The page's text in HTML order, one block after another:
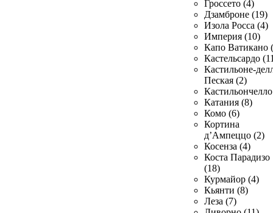
Гроссето (4)
Дзамброне (19)
Изола Росса (4)
Империя (10)
Капо Ватикано
Кастельсардо
Кастильоне-
Пеская (2)
Катания (8)
Комо (6)
Кортина
д’Ампеццо (2)
Косенза (4)
Коста Парадизо
(18)
Курмайор (4)
Кьянти (8)
Леза (7)